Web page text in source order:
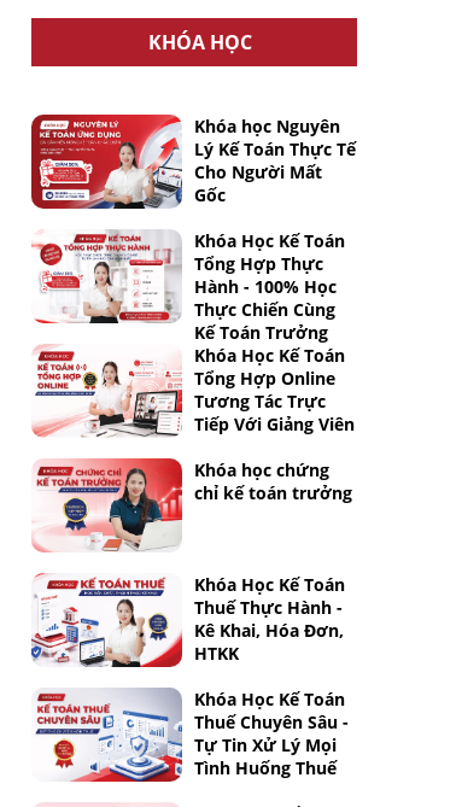
KHÓA HỌC
Khóa học Nguyên
Lý Kế Toán Thực Tế
Cho Người Mất
Gốc
Khóa Học Kế Toán
Tổng Hợp Thực
Hành - 100% Học
Thực Chiến Cùng
Kế Toán Trưởng
Khóa Học Kế Toán
Tổng Hợp Online
Tương Tác Trực
Tiếp Với Giảng Viên
Khóa học chứng
chỉ kế toán trưởng
Khóa Học Kế Toán
Thuế Thực Hành -
Kê Khai, Hóa Đơn,
HTKK
Khóa Học Kế Toán
Thuế Chuyên Sâu -
Tự Tin Xử Lý Mọi
Tình Huống Thuế